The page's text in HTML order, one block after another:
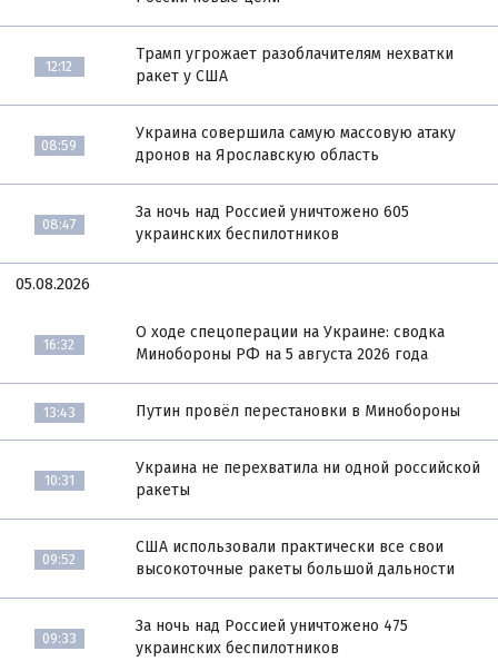
12:12
Трамп угрожает разоблачителям нехватки
ракет у США
08:59
Украина совершила самую массовую атаку
дронов на Ярославскую область
08:47
За ночь над Россией уничтожено 605
украинских беспилотников
05.08.2026
16:32
О ходе спецоперации на Украине: сводка
Минобороны РФ на 5 августа 2026 года
13:43 Путин провёл перестановки в Минобороны
10:31
Украина не перехватила ни одной российской
ракеты
09:52
США использовали практически все свои
высокоточные ракеты большой дальности
09:33
За ночь над Россией уничтожено 475
украинских беспилотников